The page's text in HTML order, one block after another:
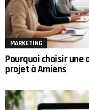
MARKETING
Pourquoi choisir
projet à Amiens